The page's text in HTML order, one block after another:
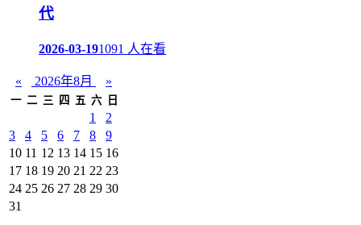
代
2026-03-191091 人在看
« 2026年8月 »
一 二 三 四 五 六 日
1
2
3
4 5 6 7 8
9
10 11 12 13 14 15 16
17 18 19 20 21 22 23
24 25 26 27 28 29 30
31